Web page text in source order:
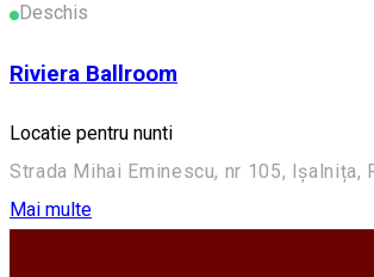
Deschis
Riviera Ballroom
Locatie pentru nunti
Strada Mihai Eminescu, nr 105, Ișalnița,
Mai multe